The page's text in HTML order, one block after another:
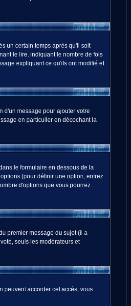
un certain temps après qu'il soit
le lire, indiquant le nombre de fois
expliquant ce qu'ils ont modifié et
d'un message pour ajouter votre
en particulier en décochant la
le formulaire en dessous de la
(pour définir une option, entrez
d'options que vous pourrez
premier message du sujet (il a
seuls les modérateurs et
peuvent accorder cet accès; vous